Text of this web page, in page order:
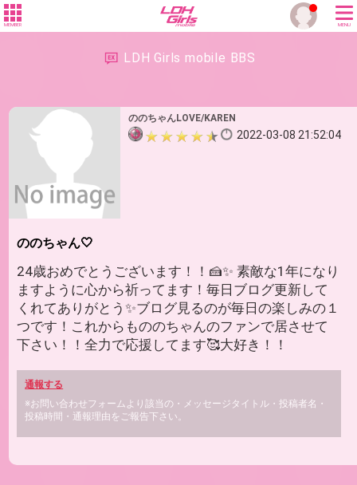
MEMBER MENU
LDH Girls mobile BBS
ののちゃんLOVE/KAREN
2022-03-08 21:52:04
ののちゃん🤍
24歳おめでとうございます！！🍰✨ 素敵な1年になり
ますように心から祈ってます！毎日ブログ更新して
くれてありがとう✨ブログ見るのが毎日の楽しみの１
つです！これからもののちゃんのファンで居させて
下さい！！全力で応援してます🥰大好き！！
通報する
※お問い合わせフォームより該当の・メッセージタイトル・投稿者名・
投稿時間・通報理由をご報告下さい。